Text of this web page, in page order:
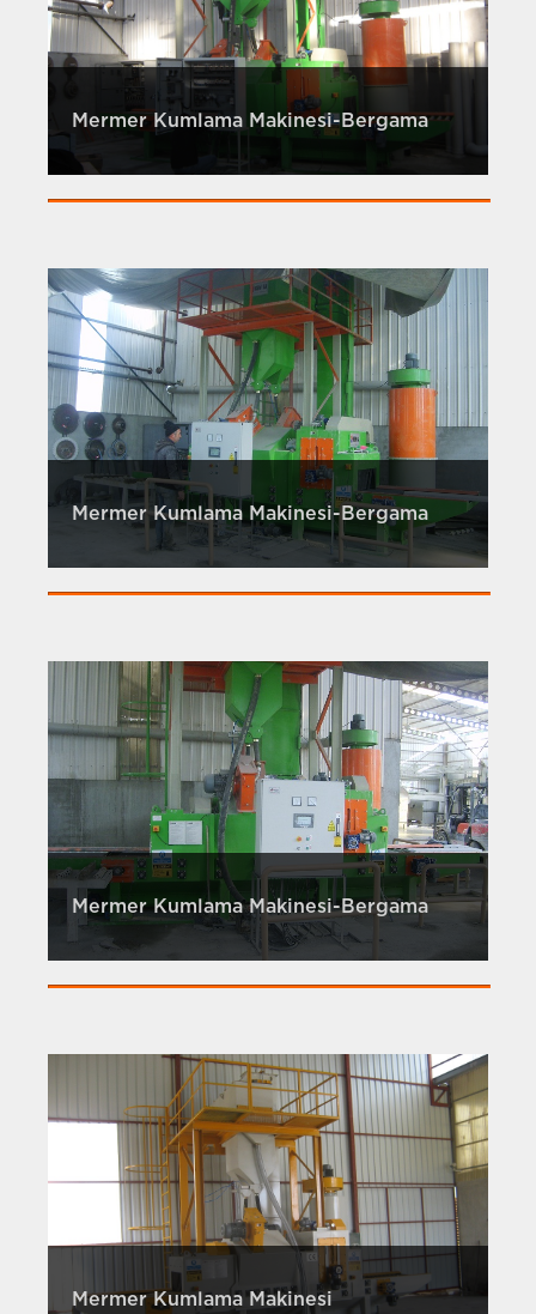
Mermer Kumlama Makinesi-Bergama
Mermer Kumlama Makinesi-Bergama
Mermer Kumlama Makinesi-Bergama
Mermer Kumlama Makinesi